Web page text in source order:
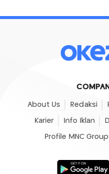
About Us Redaksi
Karier Info Iklan
Profile MNC Group